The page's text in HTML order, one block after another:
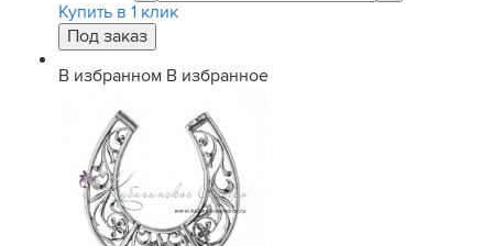
Купить в 1 клик
В избранном В избранное